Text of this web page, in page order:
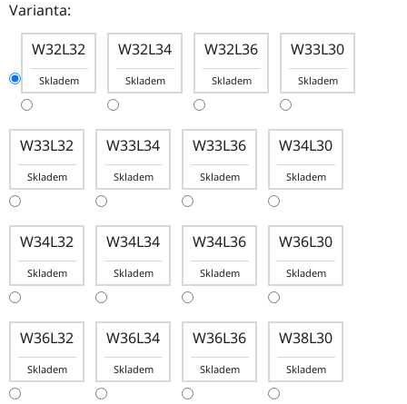
Varianta:
W32L32
Skladem
W32L34
Skladem
W32L36
Skladem
W33L30
Skladem
W33L32
Skladem
W33L34
Skladem
W33L36
Skladem
W34L30
Skladem
W34L32
Skladem
W34L34
Skladem
W34L36
Skladem
W36L30
Skladem
W36L32
Skladem
W36L34
Skladem
W36L36
Skladem
W38L30
Skladem